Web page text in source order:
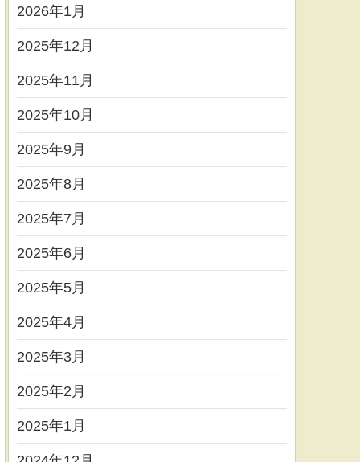
2026年1月
2025年12月
2025年11月
2025年10月
2025年9月
2025年8月
2025年7月
2025年6月
2025年5月
2025年4月
2025年3月
2025年2月
2025年1月